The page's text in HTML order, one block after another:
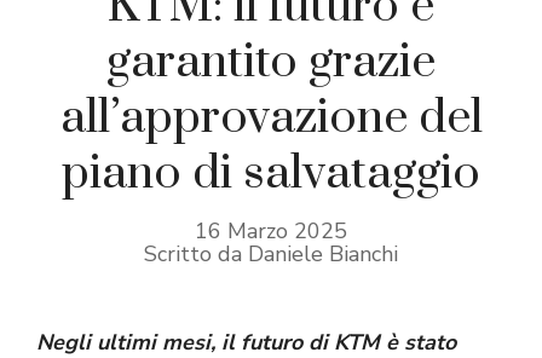
garantito grazie
all’approvazione del
piano di salvataggio
16 Marzo 2025
Scritto da Daniele Bianchi
Negli ultimi mesi, il futuro di KTM è stato